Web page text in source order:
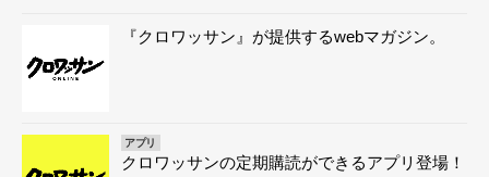
『クロワッサン』が提供するwebマガジン。
アプリ
クロワッサンの定期購読ができるアプリ登場！